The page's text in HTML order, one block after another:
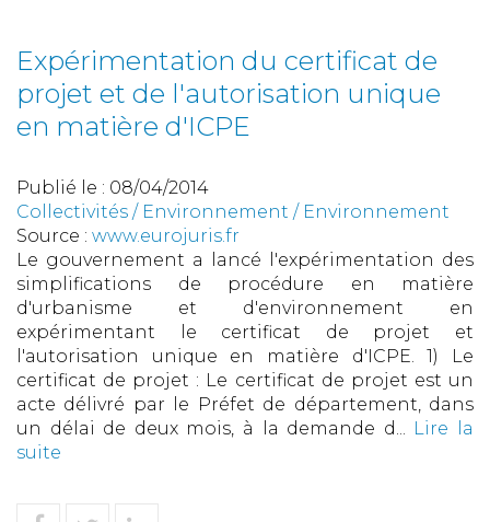
Expérimentation du certificat de
projet et de l'autorisation unique
en matière d'ICPE
Publié le : 08/04/2014
Collectivités / Environnement / Environnement
Source : www.eurojuris.fr
Le gouvernement a lancé l'expérimentation des
simplifications de procédure en matière
d'urbanisme et d'environnement en
expérimentant le certificat de projet et
l'autorisation unique en matière d'ICPE. 1) Le
certificat de projet : Le certificat de projet est un
acte délivré par le Préfet de département, dans
un délai de deux mois, à la demande d... Lire la
suite